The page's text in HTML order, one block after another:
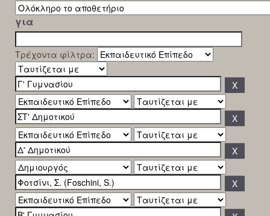
για
Τρέχοντα φίλτρα: